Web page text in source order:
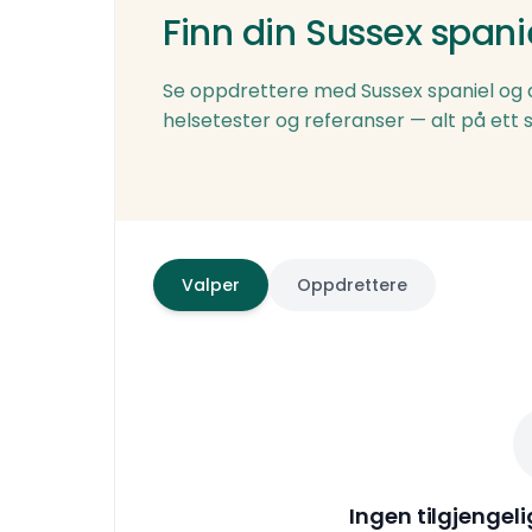
En godt trent sussex spaniel er en
gjør hverdagen litt roligere og
Å eie en sussex spaniel er å bidra
For den rette eieren er det en
Finn din Sussex
Se oppdrettere medSussex spanielog
helsetester og referanser — alt på ett
Valper Oppdrettere
Ingen